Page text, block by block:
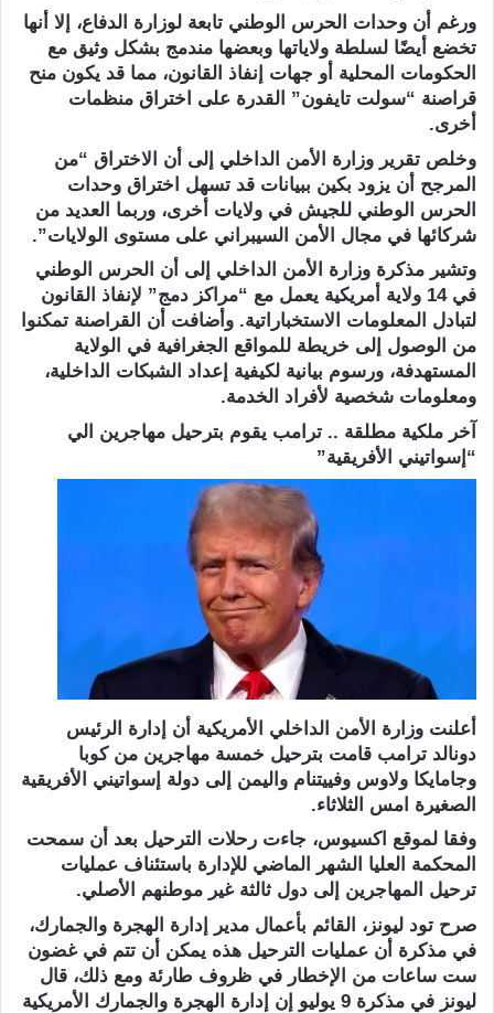
ورغم أن وحدات الحرس الوطني تابعة لوزارة الدفاع، إلا أنها
تخضع أيضًا لسلطة ولاياتها وبعضها مندمج بشكل وثيق مع
الحكومات المحلية أو جهات إنفاذ القانون، مما قد يكون منح
قراصنة “سولت تايفون” القدرة على اختراق منظمات
أخرى.
وخلص تقرير وزارة الأمن الداخلي إلى أن الاختراق “من
المرجح أن يزود بكين ببيانات قد تسهل اختراق وحدات
الحرس الوطني للجيش في ولايات أخرى، وربما العديد من
شركائها في مجال الأمن السيبراني على مستوى الولايات”.
وتشير مذكرة وزارة الأمن الداخلي إلى أن الحرس الوطني
في 14 ولاية أمريكية يعمل مع “مراكز دمج” لإنفاذ القانون
لتبادل المعلومات الاستخباراتية. وأضافت أن القراصنة تمكنوا
من الوصول إلى خريطة للمواقع الجغرافية في الولاية
المستهدفة، ورسوم بيانية لكيفية إعداد الشبكات الداخلية،
ومعلومات شخصية لأفراد الخدمة.
آخر ملكية مطلقة .. ترامب يقوم بترحيل مهاجرين الي
“إسواتيني الأفريقية”
أعلنت وزارة الأمن الداخلي الأمريكية أن إدارة الرئيس
دونالد ترامب قامت بترحيل خمسة مهاجرين من كوبا
وجامايكا ولاوس وفييتنام واليمن إلى دولة إسواتيني الأفريقية
الصغيرة امس الثلاثاء.
وفقا لموقع اكسيوس، جاءت رحلات الترحيل بعد أن سمحت
المحكمة العليا الشهر الماضي للإدارة باستئناف عمليات
ترحيل المهاجرين إلى دول ثالثة غير موطنهم الأصلي.
صرح تود ليونز، القائم بأعمال مدير إدارة الهجرة والجمارك،
في مذكرة أن عمليات الترحيل هذه يمكن أن تتم في غضون
ست ساعات من الإخطار في ظروف طارئة ومع ذلك، قال
ليونز في مذكرة 9 يوليو إن إدارة الهجرة والجمارك الأمريكية